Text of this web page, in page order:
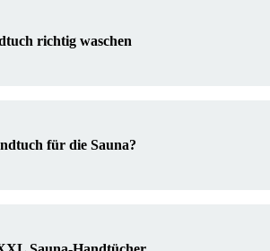
richtig waschen
für die Sauna?